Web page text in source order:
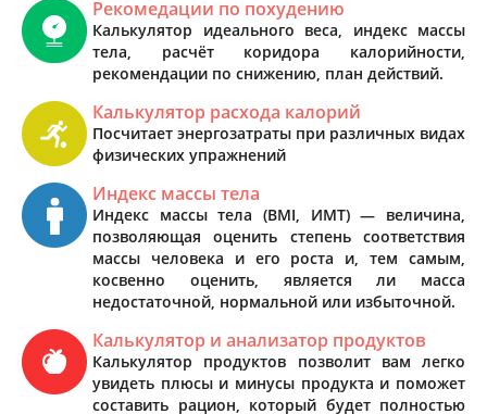
Рекомедации по похудению
Калькулятор идеального веса, индекс массы
тела, расчёт коридора калорийности,
рекомендации по снижению, план действий.
Калькулятор расхода калорий
Посчитает энергозатраты при различных видах
физических упражнений
Индекс массы тела
Индекс массы тела (BMI, ИМТ) — величина,
позволяющая оценить степень соответствия
массы человека и его роста и, тем самым,
косвенно оценить, является ли масса
недостаточной, нормальной или избыточной.
Калькулятор и анализатор продуктов
Калькулятор продуктов позволит вам легко
увидеть плюсы и минусы продукта и поможет
составить рацион, который будет полностью